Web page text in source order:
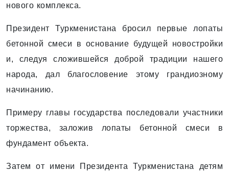
нового комплекса.
Президент Туркменистана бросил первые лопаты
бетонной смеси в основание будущей новостройки
и, следуя сложившейся доброй традиции нашего
народа, дал благословение этому грандиозному
начинанию.
Примеру главы государства последовали участники
торжества, заложив лопаты бетонной смеси в
фундамент объекта.
Затем от имени Президента Туркменистана детям